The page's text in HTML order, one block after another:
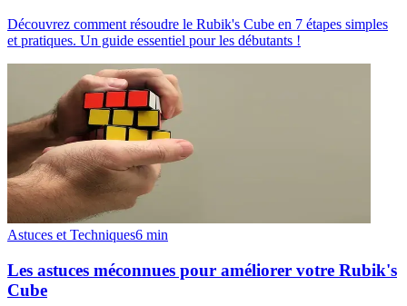
Découvrez comment résoudre le Rubik's Cube en 7 étapes simples
et pratiques. Un guide essentiel pour les débutants !
Astuces et Techniques6 min
Les astuces méconnues pour améliorer votre Rubik's
Cube